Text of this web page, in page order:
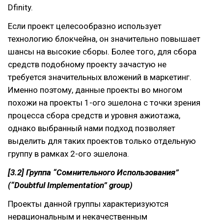
Dfinity.
Если проект целесообразно использует
технологию блокчейна, он значительно повышает
шансы на высокие сборы. Более того, для сбора
средств подобному проекту зачастую не
требуется значительных вложений в маркетинг.
Именно поэтому, данные проекты во многом
похожи на проекты 1-ого эшелона с точки зрения
процесса сбора средств и уровня ажиотажа,
однако выбранный нами подход позволяет
выделить для таких проектов только отдельную
группу в рамках 2-ого эшелона.
[3.2] Группа “Сомнительного Использования”
(“Doubtful Implementation” group)
Проекты данной группы характеризуются
нерациональным и некачественным